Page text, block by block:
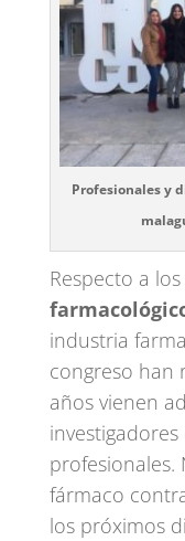
Profesionales y
Respecto a los
industria
congreso han
años vienen
profesionales.
fármaco
los próximos